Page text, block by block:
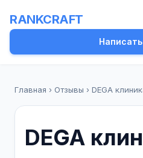
RANKCRAFT
Главная › Отзывы › DEGA
DEGA